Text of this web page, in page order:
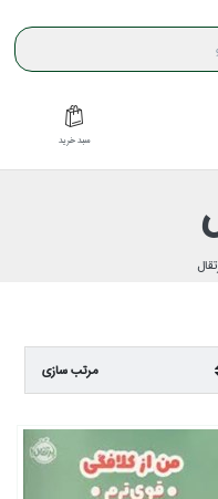
سبد خريد
مرتب سازي